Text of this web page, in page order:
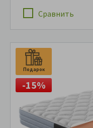
Сравнить
Подарок
-15%